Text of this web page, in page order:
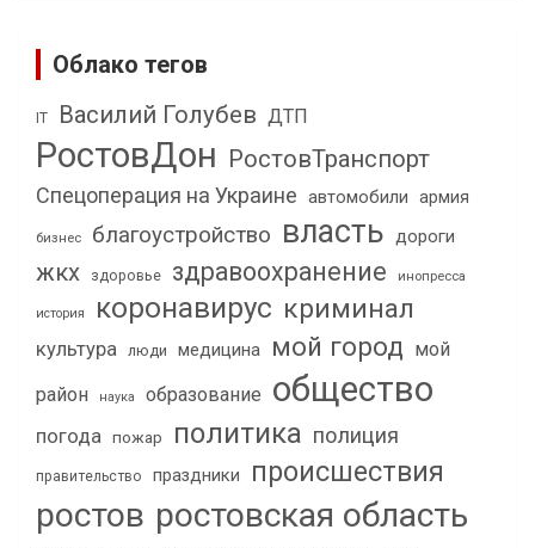
Облако тегов
IT Василий Голубев ДТП
РостовДон РостовТранспорт
Спецоперация на Украине автомобили армия
бизнес благоустройство власть дороги
жкх здоровье здравоохранение инопресса
история коронавирус криминал
культура люди медицина мой город мой
район
наука образование общество
погода пожар политика полиция
правительство праздники происшествия
ростов ростовская область